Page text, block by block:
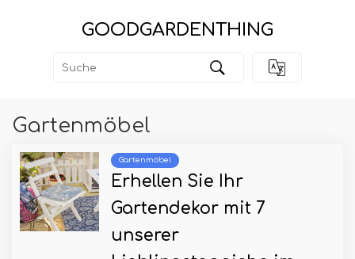
GOODGARDENTHING
Gartenmöbel
Gartenmöbel
Erhellen Sie Ihr
Gartendekor mit 7
unserer